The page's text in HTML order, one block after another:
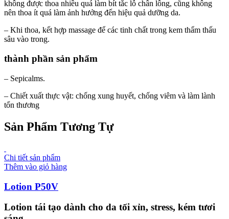
không được thoa nhiều quá làm bít tắc lỗ chân lông, cũng không
nên thoa ít quá làm ảnh hưởng đến hiệu quả dưỡng da.
– Khi thoa, kết hợp massage để các tinh chất trong kem thẩm thấu
sâu vào trong.
thành phần sản phẩm
– Sepicalms.
– Chiết xuất thực vật: chống xung huyết, chống viêm và làm lành
tổn thương
Sản Phẩm Tương Tự
Chi tiết sản phẩm
Thêm vào giỏ hàng
Lotion P50V
Lotion tái tạo dành cho da tối xỉn, stress, kém tươi